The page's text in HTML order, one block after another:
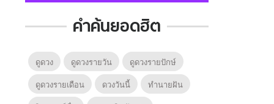
คำค้นยอดฮิต
ดูดวง ดูดวงรายวัน
ดูดวงรายปักษ์
ดูดวงรายเดือน
ดวงวันนี้
ทํานายฝัน